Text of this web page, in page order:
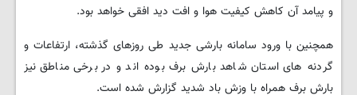
و پیامد آن کاهش کیفیت هوا و افت دید افقی خواهد بود.
همچنین با ورود سامانه بارشی جدید طی روزهای گذشته، ارتفاعات و
گردنه های استان شاهد بارش برف بوده اند و در برخی مناطق نیز
بارش برف همراه با وزش باد شدید گزارش شده است.